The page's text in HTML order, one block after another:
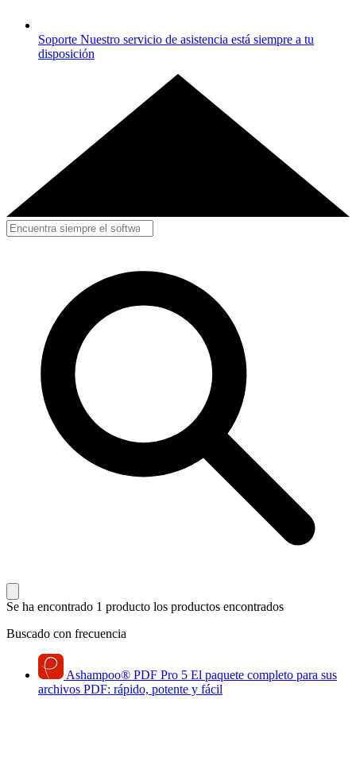
Soporte Nuestro servicio de asistencia está siempre a tu
disposición
Se ha encontrado 1 producto los productos encontrados
Buscado con frecuencia
Ashampoo® PDF Pro 5 El paquete completo para sus
archivos PDF: rápido, potente y fácil